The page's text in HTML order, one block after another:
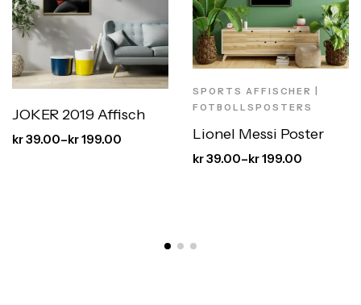
JOKER 2019 Affisch
kr39.00–kr199.00
SPORTS AFFISCHER |
FOTBOLLSPOSTERS
Lionel Messi Poster
kr39.00–kr199.00